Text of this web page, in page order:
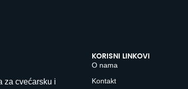
za cvećarsku i
KORISNI LINKOVI
O nama
Kontakt